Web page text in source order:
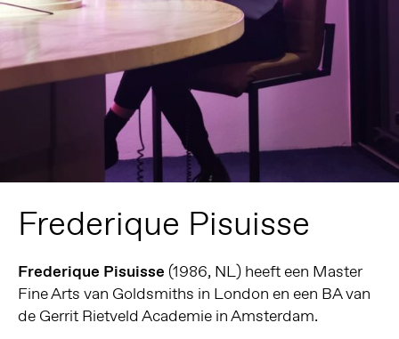
Frederique Pisuisse
Frederique Pisuisse (1986, NL) heeft een Master
Fine Arts van Goldsmiths in London en een BA van
de Gerrit Rietveld Academie in Amsterdam.